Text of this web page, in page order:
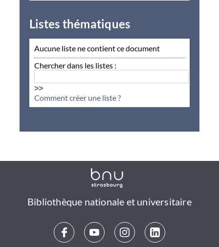
Listes thématiques
Aucune liste ne contient ce document
Chercher dans les listes :
>>
Comment créer une liste ?
Bibliothèque nationale et universitaire